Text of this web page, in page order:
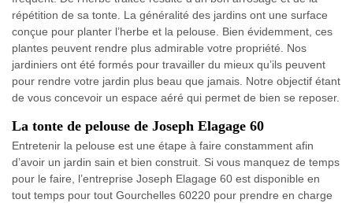
répétition de sa tonte. La généralité des jardins ont une surface
conçue pour planter l’herbe et la pelouse. Bien évidemment, ces
plantes peuvent rendre plus admirable votre propriété. Nos
jardiniers ont été formés pour travailler du mieux qu’ils peuvent
pour rendre votre jardin plus beau que jamais. Notre objectif étant
de vous concevoir un espace aéré qui permet de bien se reposer.
La tonte de pelouse de Joseph Elagage 60
Entretenir la pelouse est une étape à faire constamment afin
d’avoir un jardin sain et bien construit. Si vous manquez de temps
pour le faire, l’entreprise Joseph Elagage 60 est disponible en
tout temps pour tout Gourchelles 60220 pour prendre en charge